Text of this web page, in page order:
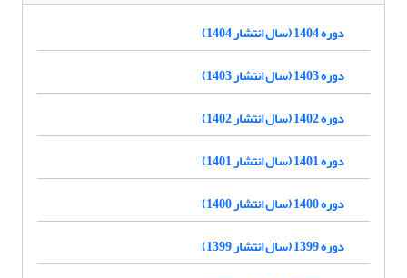
دوره 1404 (سال انتشار 1404)
دوره 1403 (سال انتشار 1403)
دوره 1402 (سال انتشار 1402)
دوره 1401 (سال انتشار 1401)
دوره 1400 (سال انتشار 1400)
دوره 1399 (سال انتشار 1399)